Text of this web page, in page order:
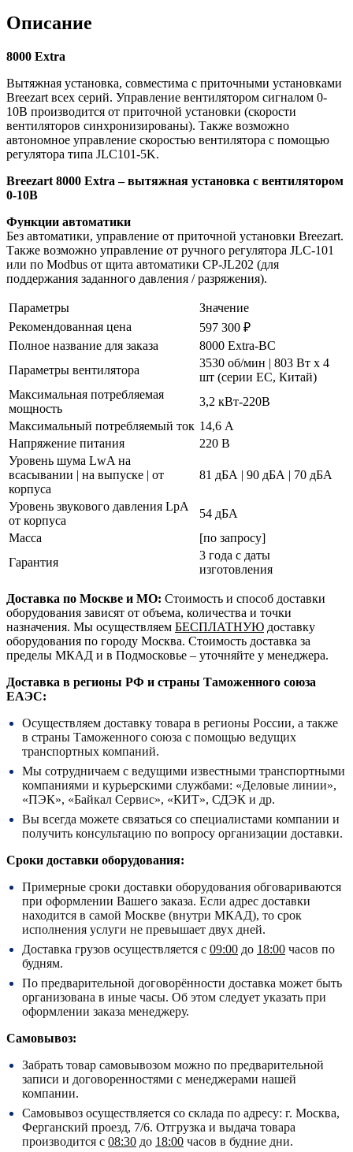
Описание
8000 Extra
Вытяжная установка, совместима с приточными установками
Breezart всех серий. Управление вентилятором сигналом 0-
10В производится от приточной установки (скорости
вентиляторов синхронизированы). Также возможно
автономное управление скоростью вентилятора с помощью
регулятора типа JLС101-5K.
Breezart 8000 Extra – вытяжная установка с вентилятором
0-10В
Функции автоматики
Без автоматики, управление от приточной установки Breezart.
Также возможно управление от ручного регулятора JLC-101
или по Modbus от щита автоматики CP-JL202 (для
поддержания заданного давления / разряжения).
Параметры
Значение
Рекомендованная цена
597 300 ₽
Полное название для заказа
8000 Extra-BC
Параметры вентилятора
3530 об/мин | 803 Вт x 4
шт (серии EC, Китай)
Максимальная потребляемая
мощность
3,2 кВт-220В
Максимальный потребляемый ток 14,6 А
Напряжение питания
220 В
Уровень шума LwA на
всасывании | на выпуске | от
корпуса
81 дБА | 90 дБА | 70 дБА
Уровень звукового давления LpA
от корпуса
54 дБА
Масса
[по запросу]
Гарантия
3 года с даты
изготовления
Доставка по Москве и МО: Стоимость и способ доставки
оборудования зависят от объема, количества и точки
назначения. Мы осуществляем БЕСПЛАТНУЮ доставку
оборудования по городу Москва. Стоимость доставка за
пределы МКАД и в Подмосковье – уточняйте у менеджера.
Доставка в регионы РФ и страны Таможенного союза
ЕАЭС:
Осуществляем доставку товара в регионы России, а также
в страны Таможенного союза с помощью ведущих
транспортных компаний.
Мы сотрудничаем с ведущими известными транспортными
компаниями и курьерскими службами: «Деловые линии»,
«ПЭК», «Байкал Сервис», «КИТ», СДЭК и др.
Вы всегда можете связаться со специалистами компании и
получить консультацию по вопросу организации доставки.
Сроки доставки оборудования:
Примерные сроки доставки оборудования обговариваются
при оформлении Вашего заказа. Если адрес доставки
находится в самой Москве (внутри МКАД), то срок
исполнения услуги не превышает двух дней.
Доставка грузов осуществляется с 09:00 до 18:00 часов по
будням.
По предварительной договорённости доставка может быть
организована в иные часы. Об этом следует указать при
оформлении заказа менеджеру.
Самовывоз:
Забрать товар самовывозом можно по предварительной
записи и договоренностями с менеджерами нашей
компании.
Самовывоз осуществляется со склада по адресу: г. Москва,
Ферганский проезд, 7/6. Отгрузка и выдача товара
производится с 08:30 до 18:00 часов в будние дни.